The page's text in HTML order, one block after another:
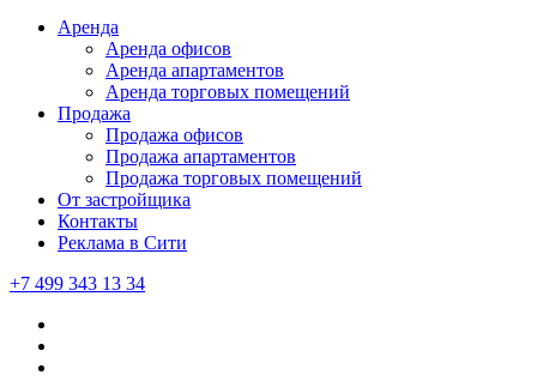
Аренда
Аренда офисов
Аренда апартаментов
Аренда торговых помещений
Продажа
Продажа офисов
Продажа апартаментов
Продажа торговых помещений
От застройщика
Контакты
Реклама в Сити
+7 499 343 13 34